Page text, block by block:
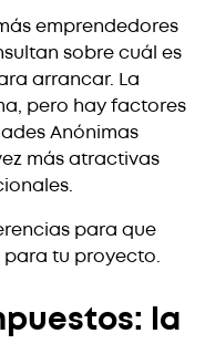
emprendedores
sobre cuál es
arrancar. La
pero hay factores
Anónimas
más atractivas
para que
tu proyecto.
la